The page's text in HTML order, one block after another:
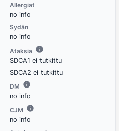
Allergiat
no info
Sydän
no info
Ataksia
SDCA1 ei tutkittu
SDCA2 ei tutkittu
DM
no info
CJM
no info